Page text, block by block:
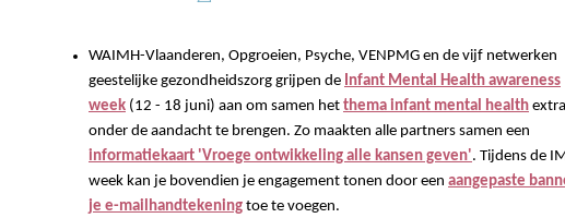
WAIMH-Vlaanderen, Opgroeien, Psyche, VENPMG en de vijf netwerken
geestelijke gezondheidszorg grijpen de Infant Mental Health awareness
week (12 - 18 juni) aan om samen het thema infant mental health extra
onder de aandacht te brengen. Zo maakten alle partners samen een
informatiekaart 'Vroege ontwikkeling alle kansen geven'. Tijdens de
week kan je bovendien je engagement tonen door een aangepaste
je e-mailhandtekening toe te voegen.